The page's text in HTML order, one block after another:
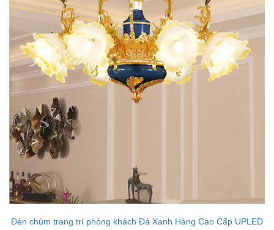
Đèn chùm trang trí phòng khách Đá Xanh Hàng Cao Cấp UPLED